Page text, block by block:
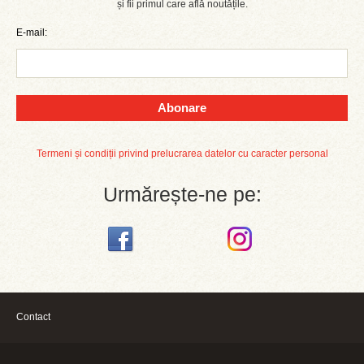
și fii primul care află noutățile.
E-mail:
Abonare
Termeni și condiții privind prelucrarea datelor cu caracter personal
Urmărește-ne pe:
Contact